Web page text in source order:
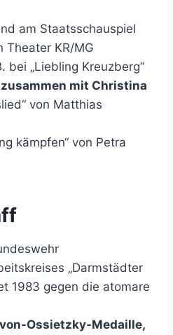
am Staatsschauspiel
Theater KR/MG
bei „Liebling Kreuzberg“
mit Christina
von Matthias
kämpfen“ von Petra
„Darmstädter
1983 gegen die atomare
Ossietzky-Medaille,